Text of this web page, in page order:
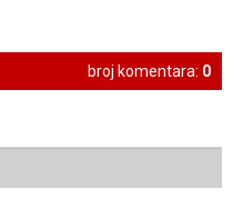
broj komentara: 0